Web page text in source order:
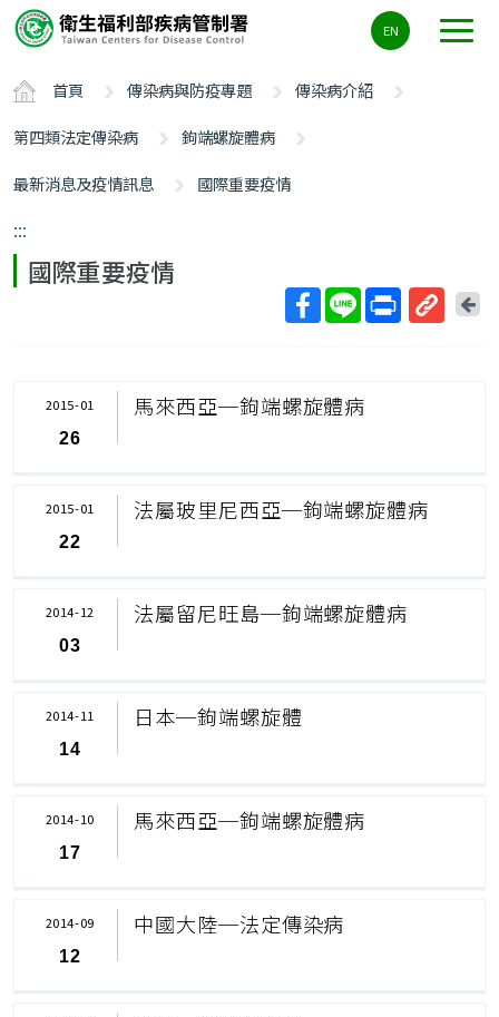
要
容
ALT+C
EN
首頁 傳染病與防疫專題
傳染病介紹
第四類法定傳染病
鉤端螺旋體病
最新消息及疫情訊息
國際重要疫情
:::
國際重要疫情
回
馬來西亞─鉤端螺旋體病
2015-01
26
法屬玻里尼西亞─鉤端螺旋體病
2015-01
22
法屬留尼旺島─鉤端螺旋體病
2014-12
03
日本─鉤端螺旋體
2014-11
14
馬來西亞─鉤端螺旋體病
2014-10
17
中國大陸─法定傳染病
2014-09
12